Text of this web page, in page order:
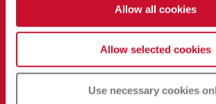
Allow all cookies
Allow selected cookies
Use necessary cookies
Flexible und familienfreundliche
Firmeneigene E-Ladesäulen zu